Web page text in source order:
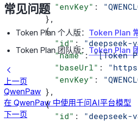
        "envKey"
:
      },
      {
        "id"
:
        "name"
: "[Token
        "baseUrl"
:
        "envKey"
:
      },
      {
        "id"
: "deepseek-
常见问题
Token Plan 个人版： Token Plan
Token Plan 团队版： Token Plan
上一页
QwenPaw
在 QwenPaw 中使用千问AI平台模型
下一页